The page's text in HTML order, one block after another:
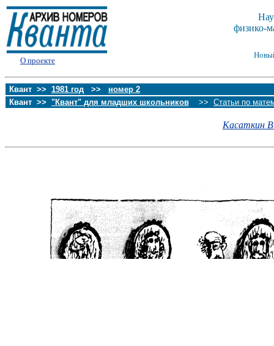
О проекте
физико-
Квант >> 1981 год >> номер 2
Квант >> "Квант" для младших школьников >> Статьи по
Касаткин